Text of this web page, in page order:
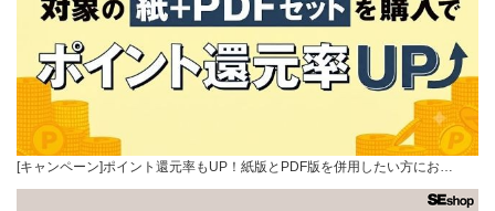
[キャンペーン]ポイント還元率もUP！紙版とPDF版を併用したい方にお…